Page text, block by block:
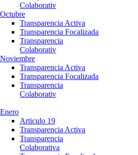
Colaborativ
Octubre
Transparencia Activa
Transparencia Focalizada
Transparencia
Colaborativ
Noviembre
Transparencia Activa
Transparencia Focalizada
Transparencia
Colaborativ
Enero
Articulo 19
Transparencia Activa
Transparencia
Colaborativa